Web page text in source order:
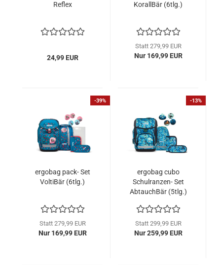
Reflex
24,99 EUR
KorallBär (6tlg.)
Statt 279,99 EUR
Nur 169,99 EUR
-39%
ergobag pack- Set
VoltiBär (6tlg.)
Statt 279,99 EUR
Nur 169,99 EUR
-13%
ergobag cubo
Schulranzen- Set
AbtauchBär (5tlg.)
Statt 299,99 EUR
Nur 259,99 EUR